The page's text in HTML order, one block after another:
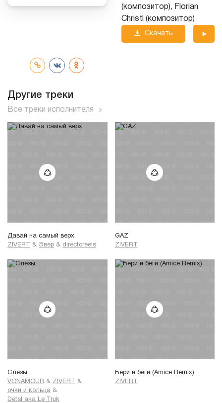
(композитор), Florian
Christl (композитор)
Скачать
Другие треки
Все треки исполнителя
Давай на самый верх
ZIVERT
& Эвер & directoreels
GAZ
ZIVERT
Слёзы
VONAMOUR & ZIVERT
&
очки и кольца &
Detsl aka Le Truk
Бери и беги (Amice Remix)
ZIVERT